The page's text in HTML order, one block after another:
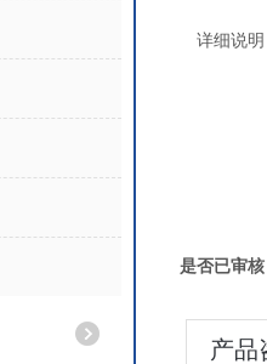
详细说
是否已审
产品